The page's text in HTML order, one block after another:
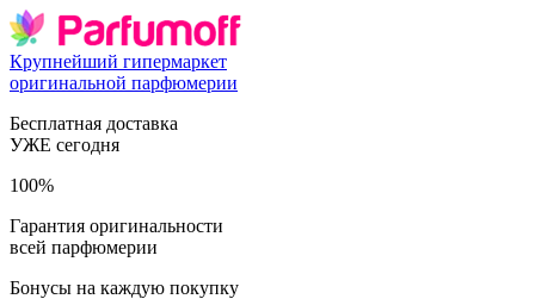
Крупнейший гипермаркет
оригинальной парфюмерии
Бесплатная доставка
УЖЕ сегодня
100%
Гарантия оригинальности
всей парфюмерии
Бонусы на каждую покупку